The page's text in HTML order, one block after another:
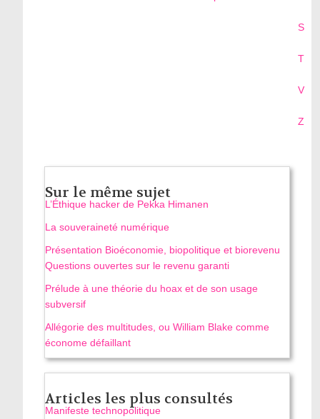
S
T
V
Z
Sur le même sujet
L’Éthique hacker de Pekka Himanen
La souveraineté numérique
Présentation Bioéconomie, biopolitique et biorevenu
Questions ouvertes sur le revenu garanti
Prélude à une théorie du hoax et de son usage
subversif
Allégorie des multitudes, ou William Blake comme
économe défaillant
Articles les plus consultés
Manifeste technopolitique